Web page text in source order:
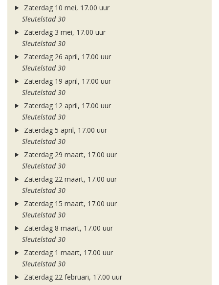
Zaterdag 10 mei, 17.00 uur
Sleutelstad 30
Zaterdag 3 mei, 17.00 uur
Sleutelstad 30
Zaterdag 26 april, 17.00 uur
Sleutelstad 30
Zaterdag 19 april, 17.00 uur
Sleutelstad 30
Zaterdag 12 april, 17.00 uur
Sleutelstad 30
Zaterdag 5 april, 17.00 uur
Sleutelstad 30
Zaterdag 29 maart, 17.00 uur
Sleutelstad 30
Zaterdag 22 maart, 17.00 uur
Sleutelstad 30
Zaterdag 15 maart, 17.00 uur
Sleutelstad 30
Zaterdag 8 maart, 17.00 uur
Sleutelstad 30
Zaterdag 1 maart, 17.00 uur
Sleutelstad 30
Zaterdag 22 februari, 17.00 uur